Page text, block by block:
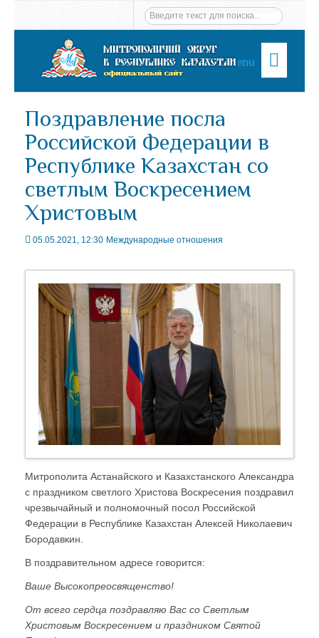
Menu
Поздравление посла
Российской Федерации в
Республике Казахстан со
светлым Воскресением
Христовым
05.05.2021, 12:30 Международные отношения
Митрополита Астанайского и Казахстанского Александра
с праздником светлого Христова Воскресения поздравил
чрезвычайный и полномочный посол Российской
Федерации в Республике Казахстан Алексей Николаевич
Бородавкин.
В поздравительном адресе говорится:
Ваше Высокопреосвященство!
От всего сердца поздравляю Вас со Светлым
Христовым Воскресением и праздником Святой